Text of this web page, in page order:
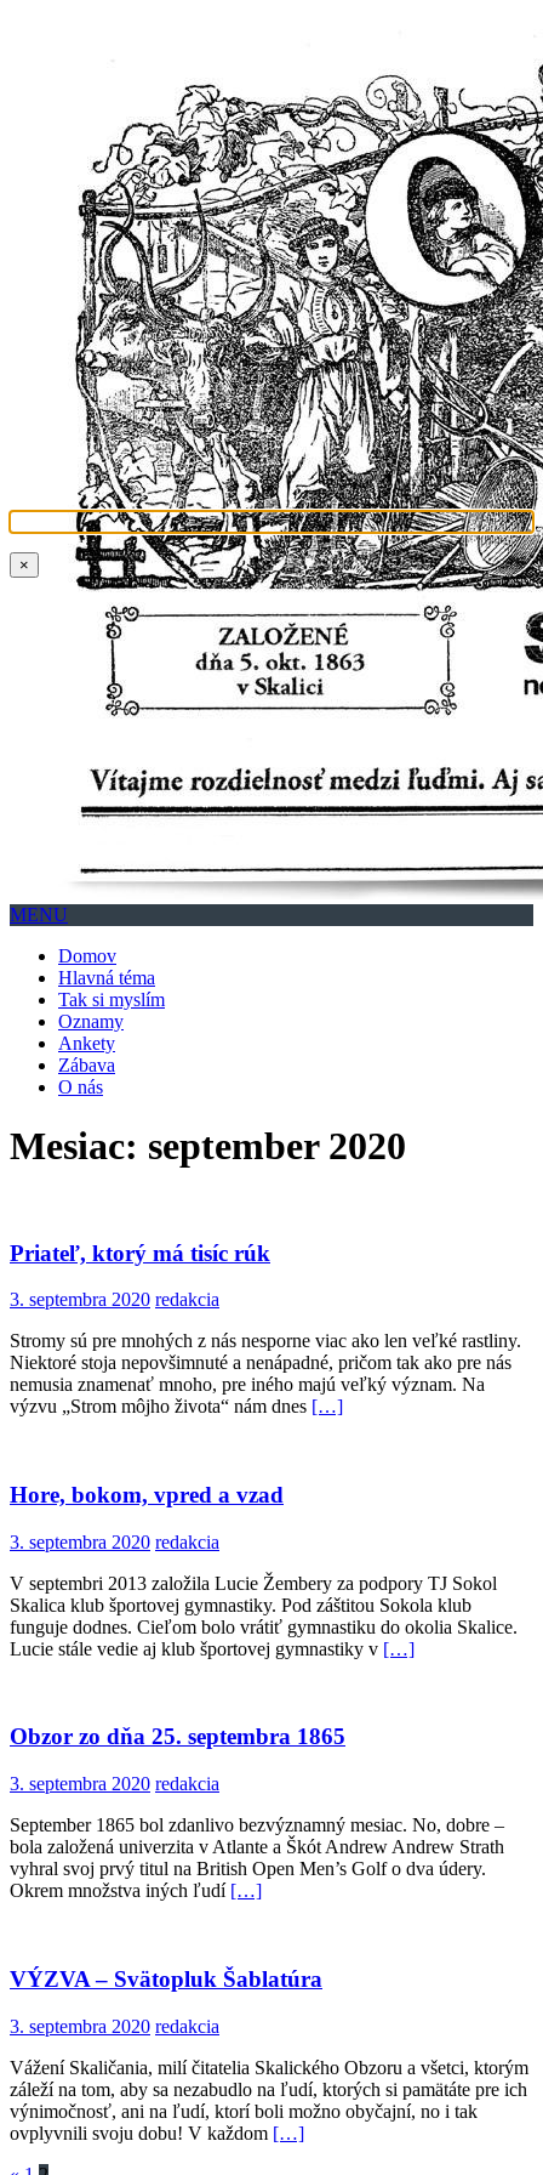
MENU
Domov
Hlavná téma
Tak si myslím
Oznamy
Ankety
Zábava
O nás
Mesiac: september 2020
Priateľ, ktorý má tisíc rúk
3. septembra 2020 redakcia
Stromy sú pre mnohých z nás nesporne viac ako len veľké rastliny.
Niektoré stoja nepovšimnuté a nenápadné, pričom tak ako pre nás
nemusia znamenať mnoho, pre iného majú veľký význam. Na
výzvu „Strom môjho života“ nám dnes […]
Hore, bokom, vpred a vzad
3. septembra 2020 redakcia
V septembri 2013 založila Lucie Žembery za podpory TJ Sokol
Skalica klub športovej gymnastiky. Pod záštitou Sokola klub
funguje dodnes. Cieľom bolo vrátiť gymnastiku do okolia Skalice.
Lucie stále vedie aj klub športovej gymnastiky v […]
Obzor zo dňa 25. septembra 1865
3. septembra 2020 redakcia
September 1865 bol zdanlivo bezvýznamný mesiac. No, dobre –
bola založená univerzita v Atlante a Škót Andrew Andrew Strath
vyhral svoj prvý titul na British Open Men’s Golf o dva údery.
Okrem množstva iných ľudí […]
VÝZVA – Svätopluk Šablatúra
3. septembra 2020 redakcia
Vážení Skaličania, milí čitatelia Skalického Obzoru a všetci, ktorým
záleží na tom, aby sa nezabudlo na ľudí, ktorých si pamätáte pre ich
výnimočnosť, ani na ľudí, ktorí boli možno obyčajní, no i tak
ovplyvnili svoju dobu! V každom […]
×